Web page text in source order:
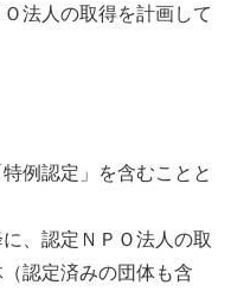
法人の取得を計画して
例認定」を含むことと
、認定ＮＰＯ法人の取
認定済みの団体も含